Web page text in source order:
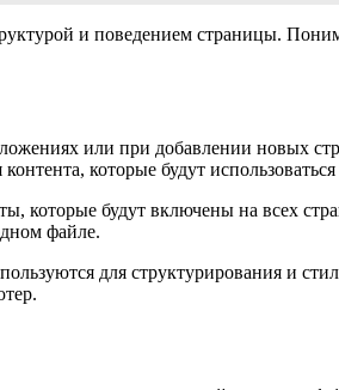
и поведением страницы.
или при добавлении новых
которые будут
которые будут включены на всех
файле.
для структурирования и